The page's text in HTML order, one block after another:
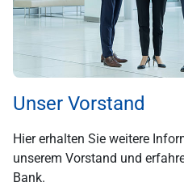
Unser Vorstand
Hier erhalten Sie weitere
unserem Vorstand und
Bank.